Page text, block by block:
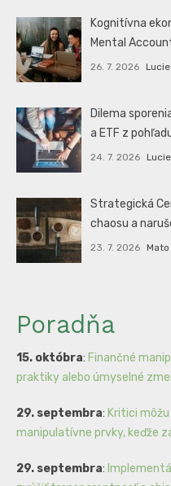
Kognitívna
Mental
26. 7. 2026
Dilema
a ETF z
24. 7. 2026
Strategická
chaosu a
23. 7. 2026 Mato
Poradňa
15. októbra: Finančné
praktiky alebo úmyselné
29. septembra: Kritici
manipulatívne prvky, keďže
29. septembra: